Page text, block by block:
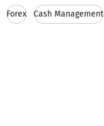
Forex Cash Management